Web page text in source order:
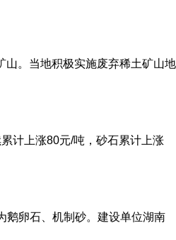
山。当地积极实施废弃稀土矿山地
计上涨80元/吨，砂石累计上涨
鹅卵石、机制砂。建设单位湖南